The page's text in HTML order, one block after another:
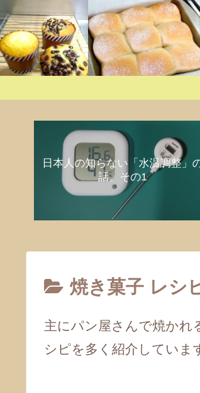
日本人の知らない「水温調整」
話。その1
焼き菓子 レシ
主にパン屋さんで焼かれ
シピを多く紹介していま